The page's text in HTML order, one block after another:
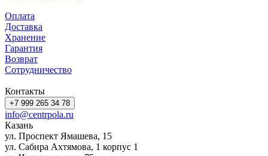
Оплата
Доставка
Хранение
Гарантия
Возврат
Сотрудничество
Контакты
+7 999 265 34 78
info@centrpola.ru
Казань
ул. Проспект Ямашева, 15
ул. Сабира Ахтямова, 1 корпус 1